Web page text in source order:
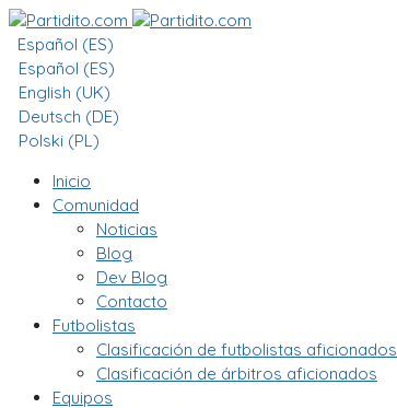
Español (ES)
Español (ES)
English (UK)
Deutsch (DE)
Polski (PL)
Inicio
Comunidad
Noticias
Blog
Dev Blog
Contacto
Futbolistas
Clasificación de futbolistas aficionados
Clasificación de árbitros aficionados
Equipos